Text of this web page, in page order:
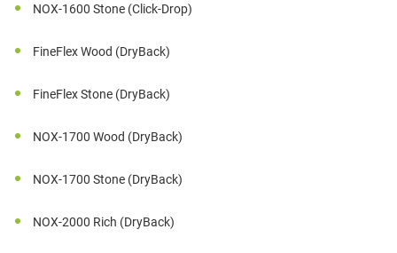
NOX-1600 Stone (Click-Drop)
FineFlex Wood (DryBack)
FineFlex Stone (DryBack)
NOX-1700 Wood (DryBack)
NOX-1700 Stone (DryBack)
NOX-2000 Rich (DryBack)